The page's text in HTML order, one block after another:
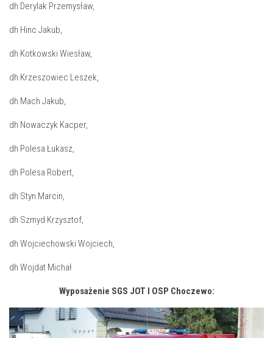
dh Derylak Przemysław,
dh Hinc Jakub,
dh Kotkowski Wiesław,
dh Krzeszowiec Leszek,
dh Mach Jakub,
dh Nowaczyk Kacper,
dh Polesa Łukasz,
dh Polesa Robert,
dh Styn Marcin,
dh Szmyd Krzysztof,
dh Wojciechowski Wojciech,
dh Wojdat Michał
Wyposażenie SGS JOT I OSP Choczewo: